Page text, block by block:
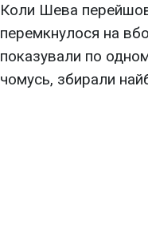
Коли Шева
перемкнулося на
показували по
чомусь, збирали